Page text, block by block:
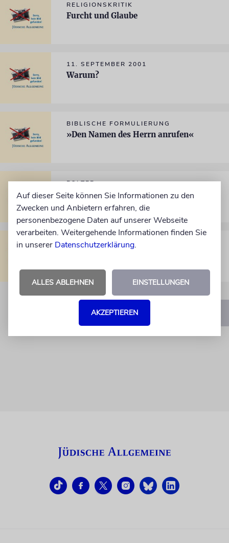
RELIGIONSKRITIK
Furcht und Glaube
11. SEPTEMBER 2001
Warum?
BIBLISCHE FORMULIERUNG
»Den Namen des Herrn anrufen«
FOLTER
Schmerzgrenze
SIMCHAT TORA
1 2
Auf dieser Seite können Sie Informationen zu den
Zwecken und Anbietern erfahren, die
personenbezogene Daten auf unserer Webseite
verarbeiten. Weitergehende Informationen finden Sie
in unserer Datenschutzerklärung.
ALLES ABLEHNEN EINSTELLUNGEN
AKZEPTIEREN